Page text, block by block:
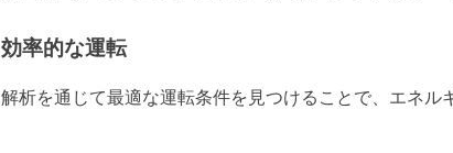
効率的な運転
解析を通じて最適な運転条件を見つけることで、エネル